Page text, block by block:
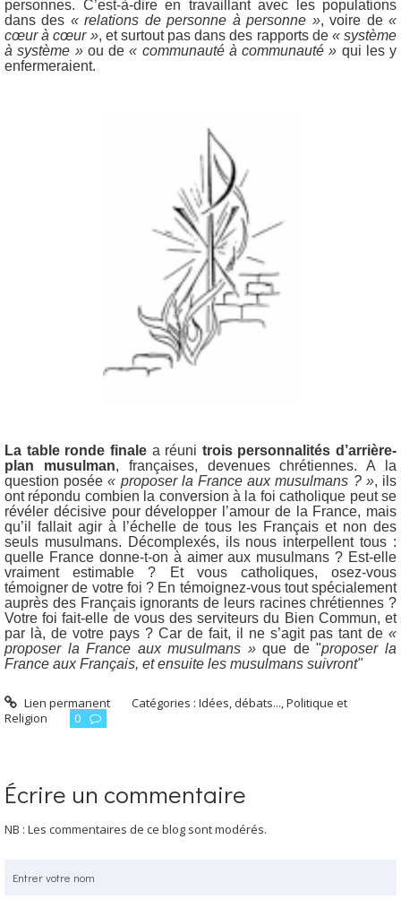
personnes. C’est-à-dire en travaillant avec les populations
dans des « relations de personne à personne », voire de«
cœur à cœur », et surtout pas dans des rapports de « système
à système »ou de« communauté à communauté » qui les y
enfermeraient.
La table ronde finalea réuni trois personnalités d’arrière-
plan musulman, françaises, devenues chrétiennes. A la
question posée« proposer la France aux musulmans ? », ils
ont répondu combien la conversion à la foi catholique peut se
révéler décisive pour développer l’amour de la France, mais
qu’il fallait agir à l’échelle de tous les Français et non des
seuls musulmans. Décomplexés, ils nous interpellent tous :
quelle France donne-t-on à aimer aux musulmans ? Est-elle
vraiment estimable ? Et vous catholiques, osez-vous
témoigner de votre foi ? En témoignez-vous tout spécialement
auprès des Français ignorants de leurs racines chrétiennes ?
Votre foi fait-elle de vous des serviteurs du Bien Commun, et
par là, de votre pays ? Car de fait, il ne s’agit pas tant de «
proposer la France aux musulmans »que de "proposer la
France aux Français, et ensuite les musulmans suivront"
Lien permanent Catégories :Idées, débats...,Politique et
Religion
0
Écrire un commentaire
NB : Les commentaires de ce blog sont modérés.